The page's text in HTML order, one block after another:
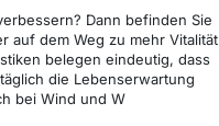
Dann befinden Sie
auf dem Weg zu mehr Vitalität
belegen eindeutig, dass
die Lebenserwartung
bei Wind und W